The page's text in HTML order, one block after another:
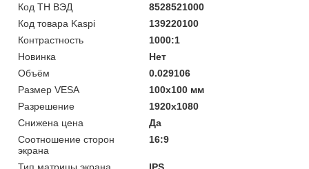
Код ТН ВЭД
8528521000
Код товара Kaspi
139220100
Контрастность
1000:1
Новинка
Нет
Объём
0.029106
Размер VESA
100x100 мм
Разрешение
1920x1080
Снижена цена
Да
Соотношение сторон
экрана
16:9
Тип матрицы экрана
IPS